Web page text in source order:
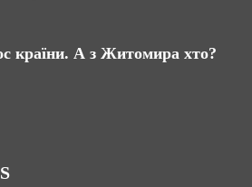
країни. А з Житомира хто?